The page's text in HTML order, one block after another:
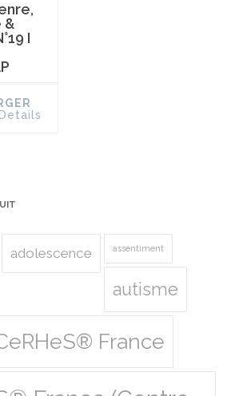
&
I
Details
adolescence assentiment
autisme
France